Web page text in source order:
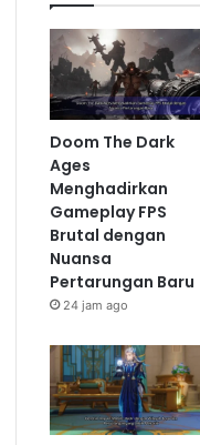
Doom The Dark
Ages
Menghadirkan
Gameplay FPS
Brutal dengan
Nuansa
Pertarungan Baru
24 jam ago